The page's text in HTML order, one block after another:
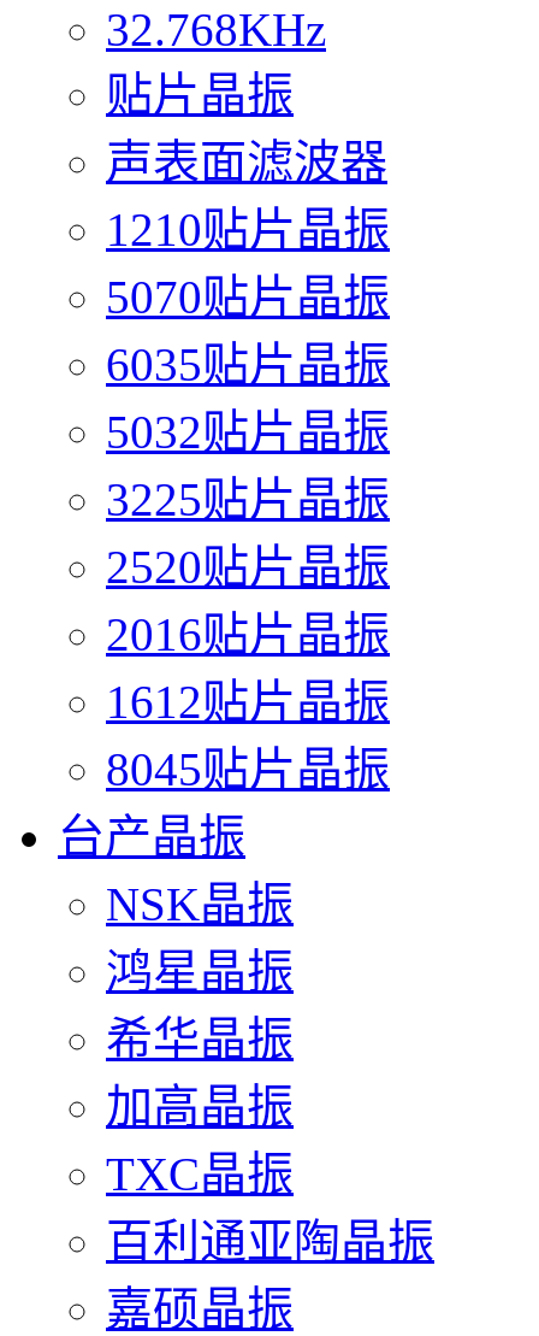
32.768KHz
贴片晶振
声表面滤波器
1210贴片晶振
5070贴片晶振
6035贴片晶振
5032贴片晶振
3225贴片晶振
2520贴片晶振
2016贴片晶振
1612贴片晶振
8045贴片晶振
台产晶振
NSK晶振
鸿星晶振
希华晶振
加高晶振
TXC晶振
百利通亚陶晶振
嘉硕晶振